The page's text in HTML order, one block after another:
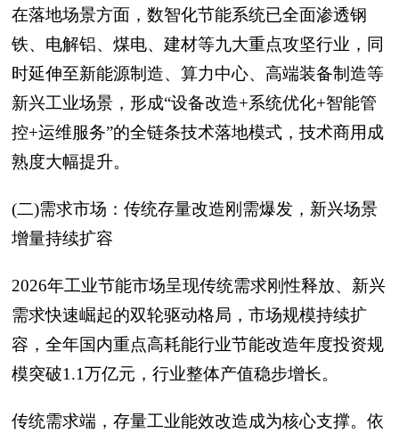
在落地场景方面，数智化节能系统已全面渗透钢
铁、电解铝、煤电、建材等九大重点攻坚行业，同
时延伸至新能源制造、算力中心、高端装备制造等
新兴工业场景，形成“设备改造+系统优化+智能管
控+运维服务”的全链条技术落地模式，技术商用成
熟度大幅提升。
(二)需求市场：传统存量改造刚需爆发，新兴场景
增量持续扩容
2026年工业节能市场呈现传统需求刚性释放、新兴
需求快速崛起的双轮驱动格局，市场规模持续扩
容，全年国内重点高耗能行业节能改造年度投资规
模突破1.1万亿元，行业整体产值稳步增长。
传统需求端，存量工业能效改造成为核心支撑。依